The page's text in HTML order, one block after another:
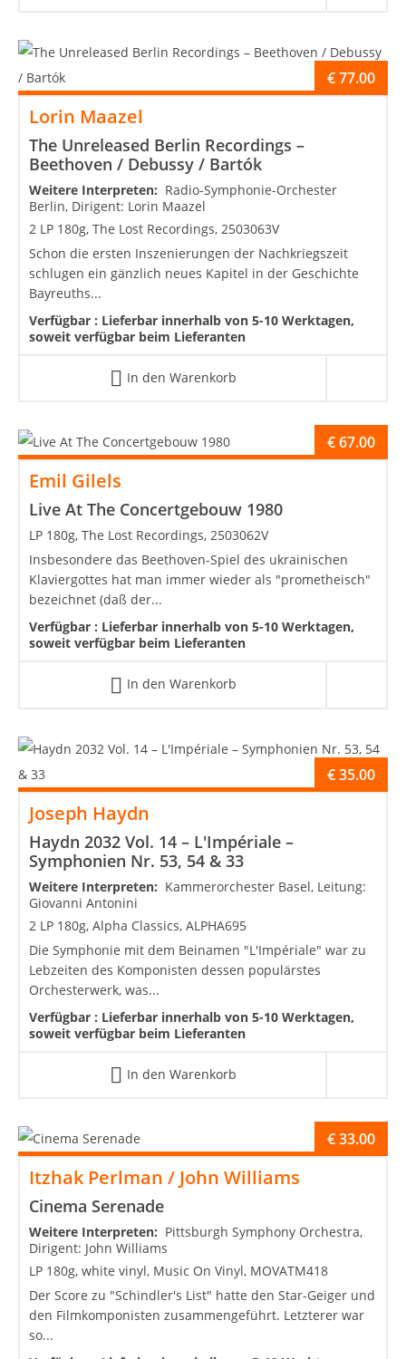
Lorin Maazel
The Unreleased Berlin Recordings –
Beethoven / Debussy / Bartók
€77.00
Weitere Interpreten: Radio-Symphonie-Orchester
Berlin, Dirigent: Lorin Maazel
2 LP 180g, The Lost Recordings, 2503063V
Schon die ersten Inszenierungen der Nachkriegszeit
schlugen ein gänzlich neues Kapitel in der Geschichte
Bayreuths...
Verfügbar : Lieferbar innerhalb von 5-10 Werktagen,
soweit verfügbar beim Lieferanten
In den Warenkorb
Emil Gilels
Live At The Concertgebouw 1980
€67.00
LP 180g, The Lost Recordings, 2503062V
Insbesondere das Beethoven-Spiel des ukrainischen
Klaviergottes hat man immer wieder als "prometheisch"
bezeichnet (daß der...
Verfügbar : Lieferbar innerhalb von 5-10 Werktagen,
soweit verfügbar beim Lieferanten
In den Warenkorb
Joseph Haydn
Haydn 2032 Vol. 14 – L'Impériale –
Symphonien Nr. 53, 54 & 33
€35.00
Weitere Interpreten: Kammerorchester Basel, Leitung:
Giovanni Antonini
2 LP 180g, Alpha Classics, ALPHA695
Die Symphonie mit dem Beinamen "L'Impériale" war zu
Lebzeiten des Komponisten dessen populärstes
Orchesterwerk, was...
Verfügbar : Lieferbar innerhalb von 5-10 Werktagen,
soweit verfügbar beim Lieferanten
In den Warenkorb
Itzhak Perlman / John Williams
Cinema Serenade
€33.00
Weitere Interpreten: Pittsburgh Symphony Orchestra,
Dirigent: John Williams
LP 180g, white vinyl, Music On Vinyl, MOVATM418
Der Score zu "Schindler's List" hatte den Star-Geiger und
den Filmkomponisten zusammengeführt. Letzterer war
so...